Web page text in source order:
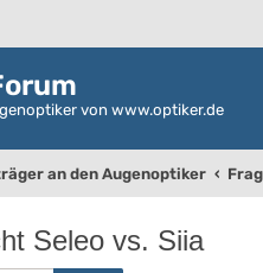
von www.optiker.de
an den Augenoptiker
Seleo vs. Siia